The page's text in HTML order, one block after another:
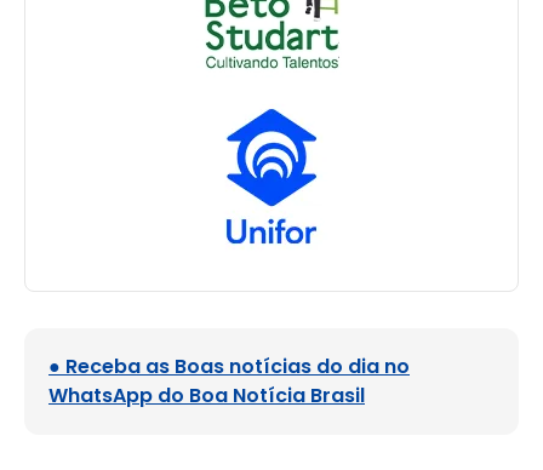
● Receba as Boas notícias do dia no
WhatsApp do Boa Notícia Brasil